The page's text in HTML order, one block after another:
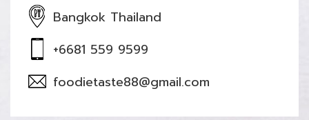
Bangkok Thailand
+6681 559 9599
foodietaste88@gmail.com